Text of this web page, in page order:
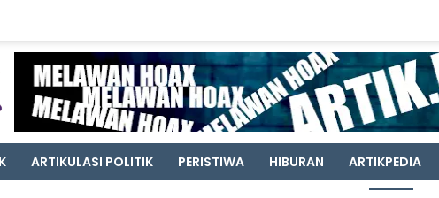
ARTIKULASI POLITIK PERISTIWA HIBURAN ARTIKPEDIA